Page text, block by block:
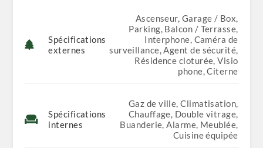
La gestion de la climatisation
La détection des risques (fuite de gaz, etc.)
🔹 Commande via tablette centrale + application
Spécifications
externes
Ascenseur, Garage / Box,
Parking, Balcon / Terrasse,
Interphone, Caméra de
surveillance, Agent de sécurité,
Résidence cloturée, Visio
phone, Citerne
Spécifications
internes
Gaz de ville, Climatisation,
Chauffage, Double vitrage,
Buanderie, Alarme, Meublée,
Cuisine équipée